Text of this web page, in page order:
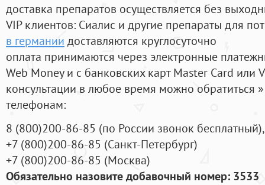
доставка препаратов осуществляется без
VIP клиентов: Сиалис и другие препараты для
в германии доставляются круглосуточно
оплата принимаются через электронные
Web Money и с банковских карт Master Card или
консультации в любое время можно обратиться
телефонам:
8 (800)200-86-85 (по России звонок бесплатный),
+7 (800)200-86-85 (Санкт-Петербург)
+7 (800)200-86-85 (Москва)
Обязательно назовите добавочный номер: 3533